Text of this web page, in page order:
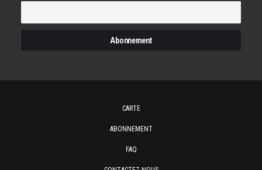
CARTE
ABONNEMENT
FAQ